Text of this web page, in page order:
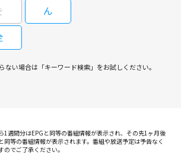
ん
ない場合は「キーワード検索」をお試しください。
1週間分はEPGと同等の番組情報が表示され、その先1ヶ月後
同等の番組情報が表示されます。番組や放送予定は予告なく
でご了承ください。